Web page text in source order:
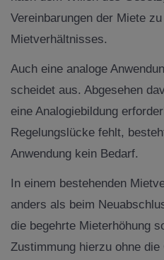
Vereinbarungen der Miete
Mietverhältnisses.
Auch eine analoge
scheidet aus. Abgesehen
eine Analogiebildung
Regelungslücke fehlt,
Anwendung kein Bedarf.
In einem bestehenden
anders als beim
die begehrte Mieterhöhung
Zustimmung hierzu ohne